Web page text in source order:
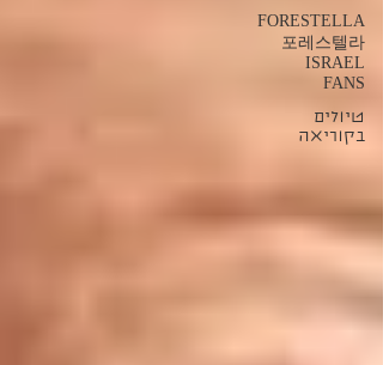
FORESTELLA
포레스텔라
ISRAEL
FANS
טיולים
בקוריאה